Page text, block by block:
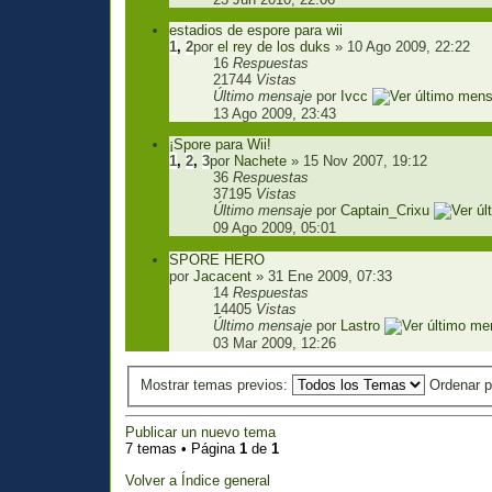
estadios de espore para wii
1,2porel rey de los duks » 10 Ago 2009, 22:22
16Respuestas
21744 Vistas
Último mensajepor Ivcc
13 Ago 2009, 23:43
¡Spore para Wii!
1,2,3por Nachete » 15 Nov 2007, 19:12
36Respuestas
37195 Vistas
Último mensajeporCaptain_Crixu
09 Ago 2009, 05:01
SPORE HERO
porJacacent » 31 Ene 2009, 07:33
14Respuestas
14405 Vistas
Último mensajepor Lastro
03 Mar 2009, 12:26
Mostrar temas previos: Ordenar
Publicar un nuevo tema
7 temas • Página1 de1
Volver a Índice general